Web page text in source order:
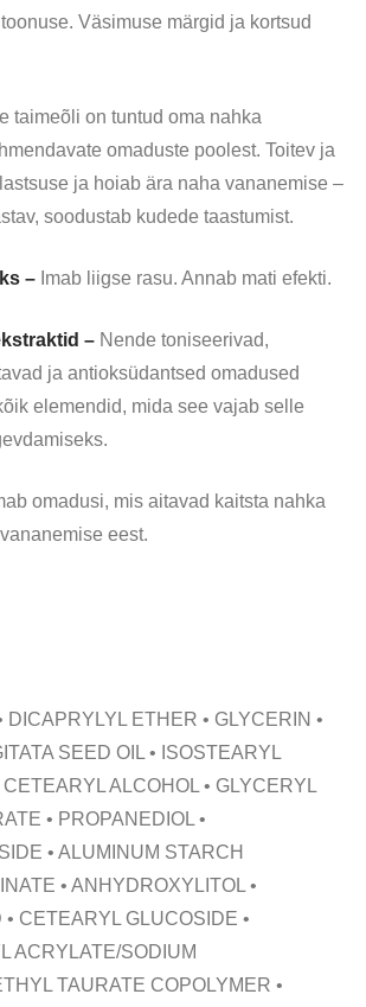
Väsimuse märgid ja kortsud
taimeõli on tuntud oma nahka
omaduste poolest. Toitev ja
ja hoiab ära naha vananemise –
soodustab kudede taastumist.
– Imab liigse rasu. Annab mati efekti.
– Nende toniseerivad,
ja antioksüdantsed omadused
elemendid, mida see vajab selle
omadusi, mis aitavad kaitsta nahka
eest.
DICAPRYLYL ETHER • GLYCERIN •
SEED OIL • ISOSTEARYL
CETEARYL ALCOHOL • GLYCERYL
• PROPANEDIOL •
• ALUMINUM STARCH
• ANHYDROXYLITOL •
CETEARYL GLUCOSIDE •
ACRYLATE/SODIUM
TAURATE COPOLYMER •